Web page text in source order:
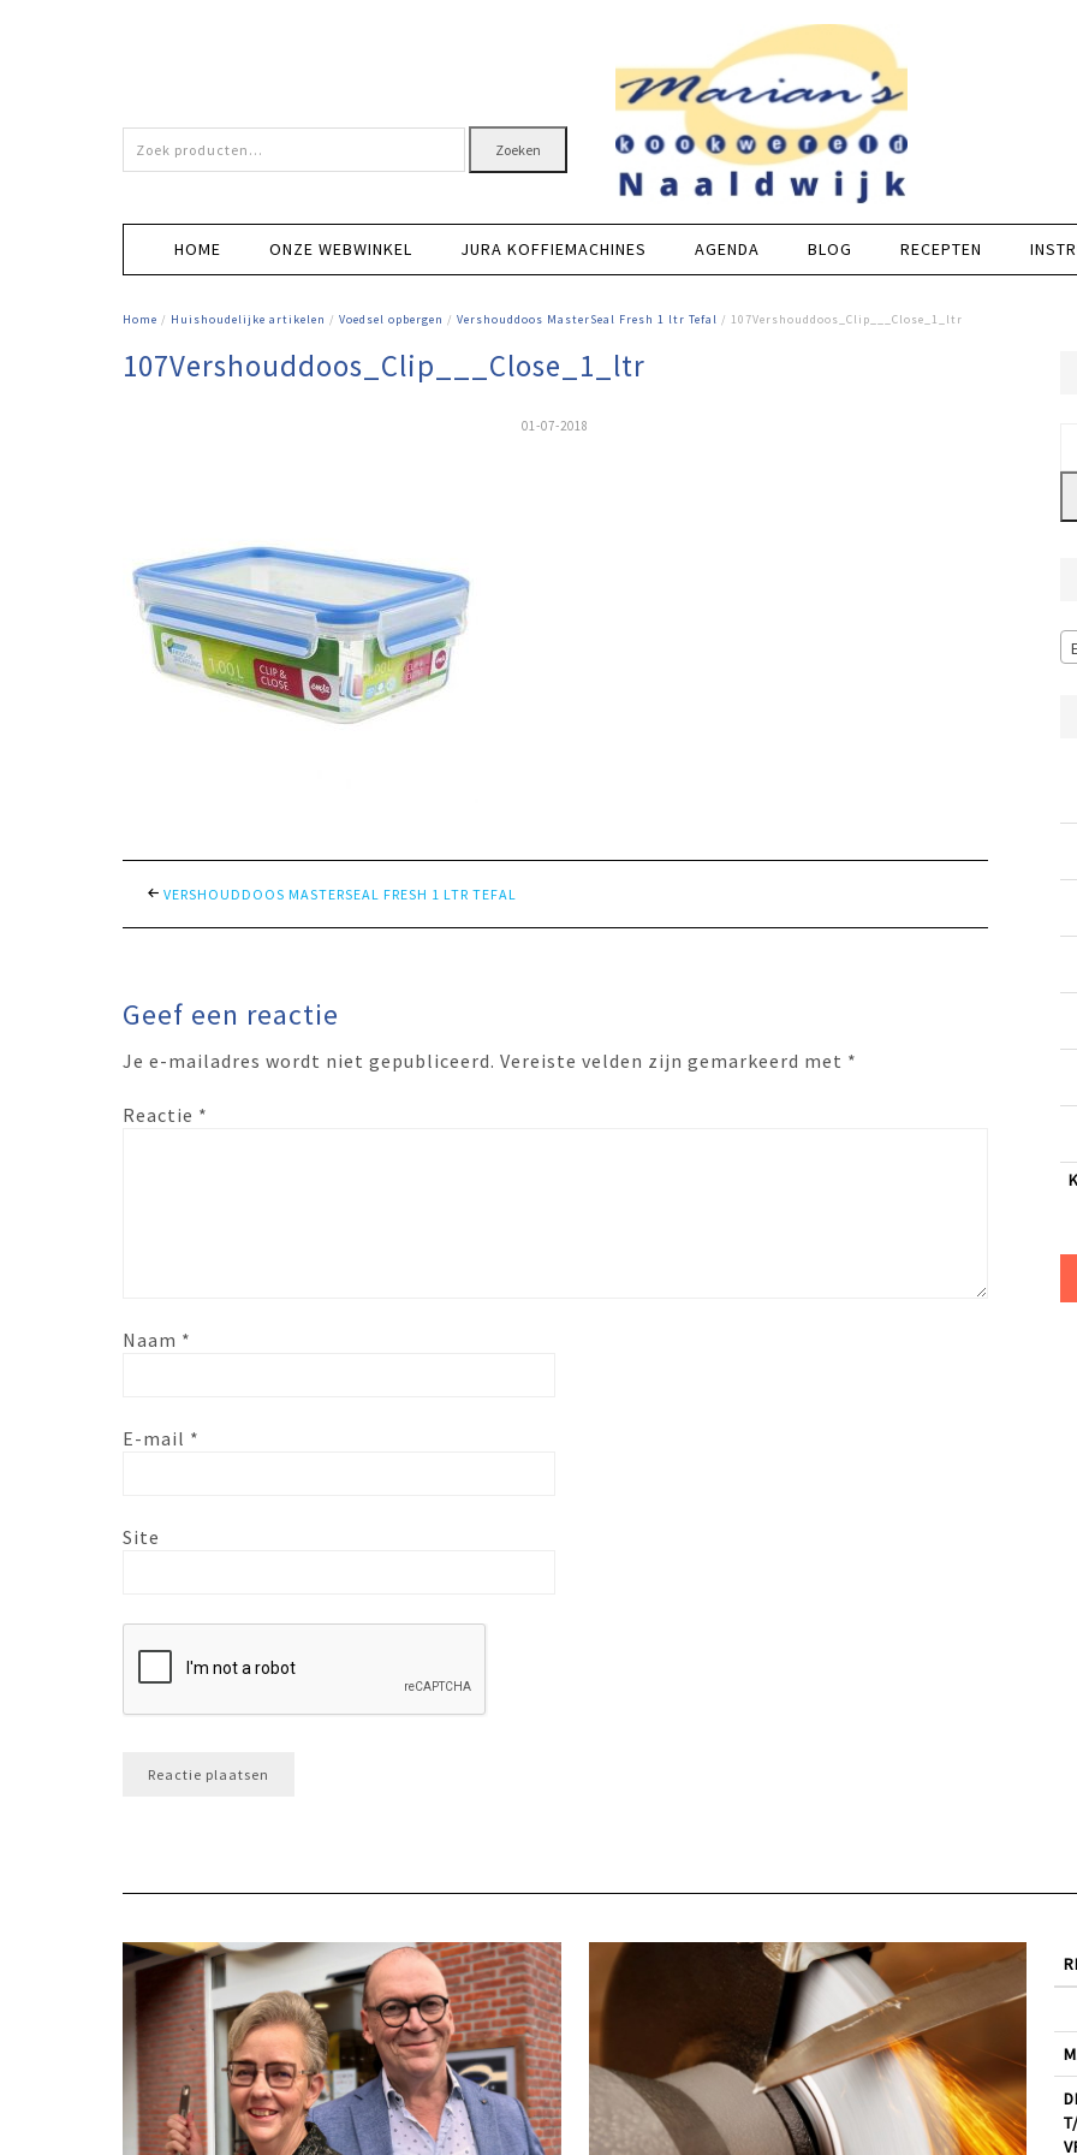
Zoeken
naar:
Zoeken
HOME ONZE WEBWINKEL JURA KOFFIEMACHINES AGENDA BLOG RECEPTEN
Home / Huishoudelijke artikelen / Voedsel opbergen / Vershouddoos MasterSeal Fresh 1 ltr Tefal / 107Vershouddoos_Clip___Close_1_ltr
107Vershouddoos_Clip___Close_1_ltr
01-07-2018
VERSHOUDDOOS MASTERSEAL FRESH 1 LTR TEFAL
Geef een reactie
Je e-mailadres wordt niet gepubliceerd. Vereiste velden zijn gemarkeerd met *
Reactie *
Naam *
E-mail *
Site